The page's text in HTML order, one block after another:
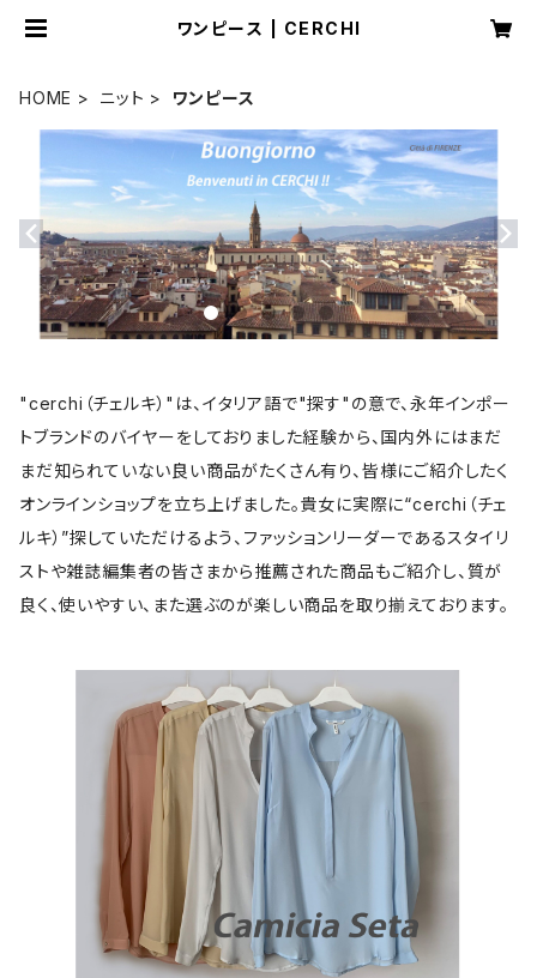
ワンピース | CERCHI
HOME ニット ワンピース
"cerchi（チェルキ）"は、イタリア語で"探す"の意で、永年インポー
トブランドのバイヤーをしておりました経験から、国内外にはまだ
まだ知られていない良い商品がたくさん有り、皆様にご紹介したく
オンラインショップを立ち上げました。貴女に実際に“cerchi（チェ
ルキ）”探していただけるよう、ファッションリーダーであるスタイリ
ストや雑誌編集者の皆さまから推薦された商品もご紹介し、質が
良く、使いやすい、また選ぶのが楽しい商品を取り揃えております。